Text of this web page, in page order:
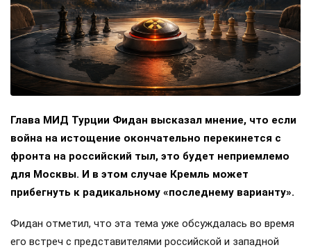
Глава МИД Турции Фидан высказал мнение, что если
война на истощение окончательно перекинется с
фронта на российский тыл, это будет неприемлемо
для Москвы. И в этом случае Кремль может
прибегнуть к радикальному «последнему варианту».
Фидан отметил, что эта тема уже обсуждалась во время
его встреч с представителями российской и западной